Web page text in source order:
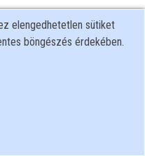
elengedhetetlen sütiket
böngészés érdekében.